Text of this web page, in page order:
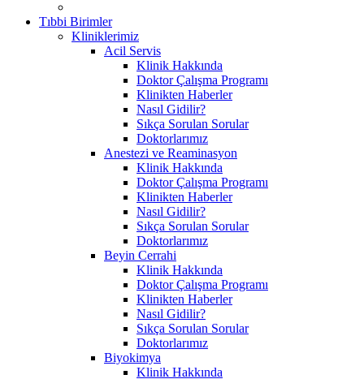
Tıbbi Birimler
Kliniklerimiz
Acil Servis
Klinik Hakkında
Doktor Çalışma Programı
Klinikten Haberler
Nasıl Gidilir?
Sıkça Sorulan Sorular
Doktorlarımız
Anestezi ve Reaminasyon
Klinik Hakkında
Doktor Çalışma Programı
Klinikten Haberler
Nasıl Gidilir?
Sıkça Sorulan Sorular
Doktorlarımız
Beyin Cerrahi
Klinik Hakkında
Doktor Çalışma Programı
Klinikten Haberler
Nasıl Gidilir?
Sıkça Sorulan Sorular
Doktorlarımız
Biyokimya
Klinik Hakkında